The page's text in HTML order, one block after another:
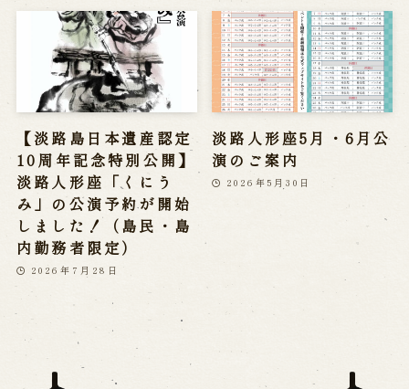
【淡路島日本遺産認定
10周年記念特別公開】
淡路人形座「くにう
み」の公演予約が開始
しました！（島民・島
内勤務者限定）
2026年7月28日
淡路人形座5月・6月公
演のご案内
2026年5月30日